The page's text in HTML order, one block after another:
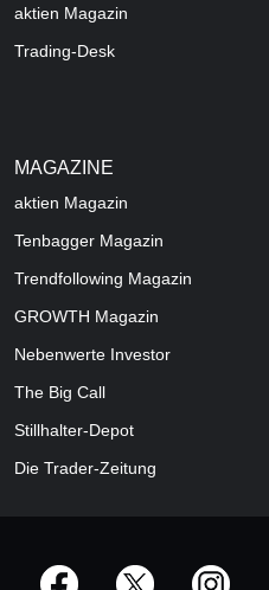
aktien Magazin
Trading-Desk
MAGAZINE
aktien Magazin
Tenbagger Magazin
Trendfollowing Magazin
GROWTH Magazin
Nebenwerte Investor
The Big Call
Stillhalter-Depot
Die Trader-Zeitung
offizielle Social Media-